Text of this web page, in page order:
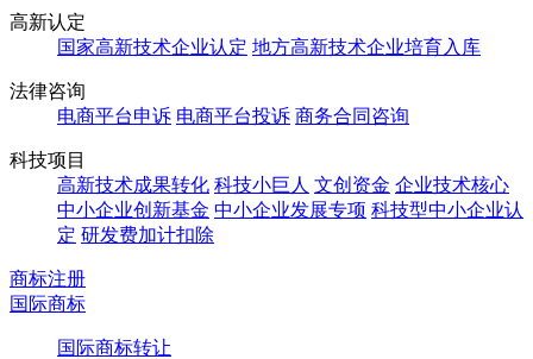
高新认定
国家高新技术企业认定 地方高新技术企业培育入库
法律咨询
电商平台申诉 电商平台投诉 商务合同咨询
科技项目
高新技术成果转化 科技小巨人 文创资金 企业技术核心
中小企业创新基金 中小企业发展专项 科技型中小企业认
定 研发费加计扣除
商标注册
国际商标
国际商标转让